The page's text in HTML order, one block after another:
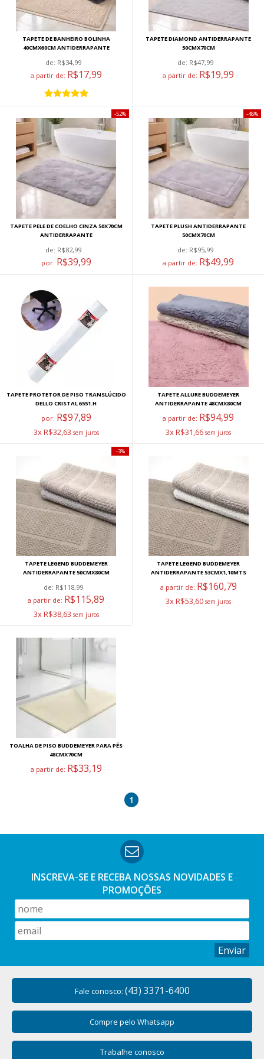
TAPETE DE BANHEIRO BOLINHA
40CMX60CM ANTIDERRAPANTE
de: R$34,99
a partir de: R$17,99
TAPETE DIAMOND ANTIDERRAPANTE
50CMX70CM
de: R$47,99
a partir de: R$19,99
TAPETE PELE DE COELHO CINZA 50X70CM
ANTIDERRAPANTE
de: R$82,99
por: R$39,99
52%
TAPETE PLUSH ANTIDERRAPANTE
50CMX70CM
de: R$95,99
a partir de: R$49,99
48%
TAPETE PROTETOR DE PISO TRANSLÚCIDO
DELLO CRISTAL 6551.H
por: R$97,89
3x R$32,63
TAPETE ALLURE BUDDEMEYER
ANTIDERRAPANTE 48CMX80CM
a partir de: R$94,99
3x R$31,66
TAPETE LEGEND BUDDEMEYER
ANTIDERRAPANTE 50CMX80CM
de: R$118,99
a partir de: R$115,89
3x R$38,63
3%
TAPETE LEGEND BUDDEMEYER
ANTIDERRAPANTE 53CMX1,10MTS
a partir de: R$160,79
3x R$53,60
TOALHA DE PISO BUDDEMEYER PARA PÉS
48CMX70CM
a partir de: R$33,19
1
INSCREVA-SE E RECEBA NOSSAS NOVIDADES E
PROMOÇÕES
Enviar
Fale conosco: (43) 3371-6400
Compre pelo Whatsapp
Trabalhe conosco